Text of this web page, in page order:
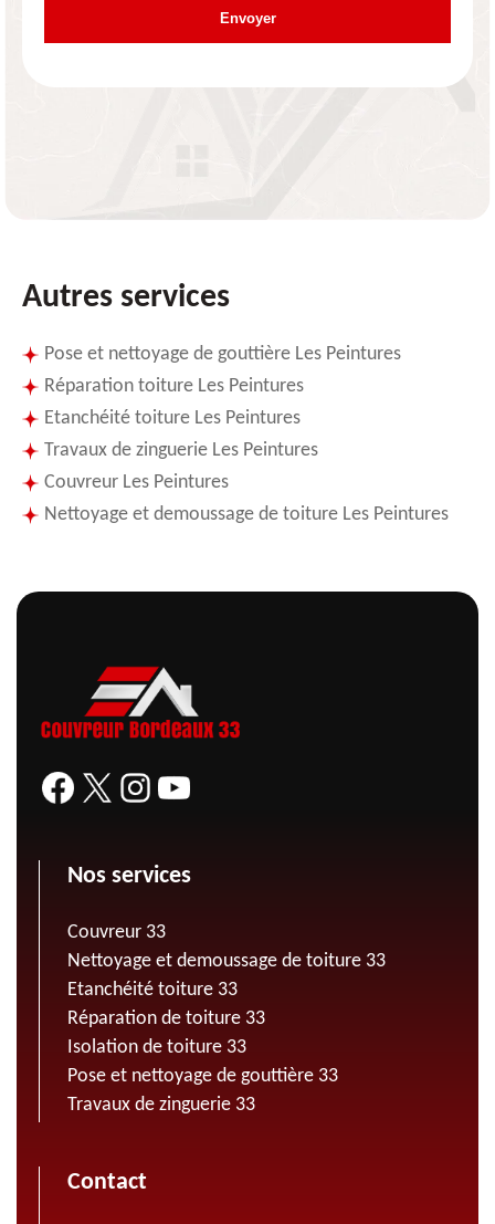
Autres services
Pose et nettoyage de gouttière Les Peintures
Réparation toiture Les Peintures
Etanchéité toiture Les Peintures
Travaux de zinguerie Les Peintures
Couvreur Les Peintures
Nettoyage et demoussage de toiture Les Peintures
Nos services
Couvreur 33
Nettoyage et demoussage de toiture 33
Etanchéité toiture 33
Réparation de toiture 33
Isolation de toiture 33
Pose et nettoyage de gouttière 33
Travaux de zinguerie 33
Contact